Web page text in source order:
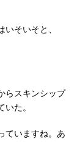
そいそと、
らスキンシップ
た。
ていますね。あ